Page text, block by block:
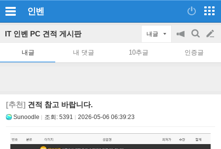
인벤
IT 인벤 PC 견적 게시판 내글
공
on/off
검
색
글
쓰
내글 내 댓글 10추글 인증글
[추천] 견적 참고 바랍니다.
Sunoodle 조회: 5391 2026-05-06 06:39:23